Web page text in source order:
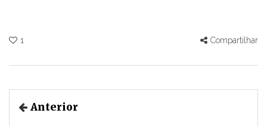
1 Compartilhar
Anterior